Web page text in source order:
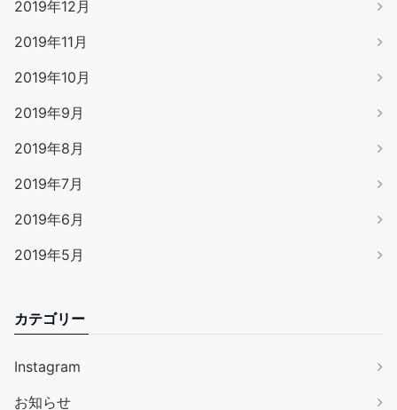
2019年12月
2019年11月
2019年10月
2019年9月
2019年8月
2019年7月
2019年6月
2019年5月
カテゴリー
Instagram
お知らせ